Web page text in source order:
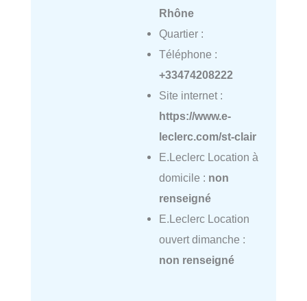
Rhône
Quartier :
Téléphone :
+33474208222
Site internet :
https://www.e-
leclerc.com/st-clair
E.Leclerc Location à
domicile : non
renseigné
E.Leclerc Location
ouvert dimanche :
non renseigné